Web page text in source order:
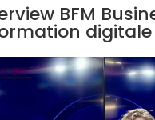
BFM
digitale